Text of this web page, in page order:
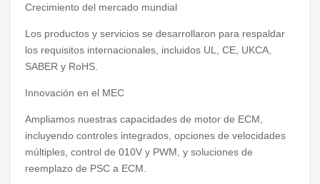
Crecimiento del mercado mundial
Los productos y servicios se desarrollaron para respaldar
los requisitos internacionales, incluidos UL, CE, UKCA,
SABER y RoHS.
Innovación en el MEC
Ampliamos nuestras capacidades de motor de ECM,
incluyendo controles integrados, opciones de velocidades
múltiples, control de 010V y PWM, y soluciones de
reemplazo de PSC a ECM.